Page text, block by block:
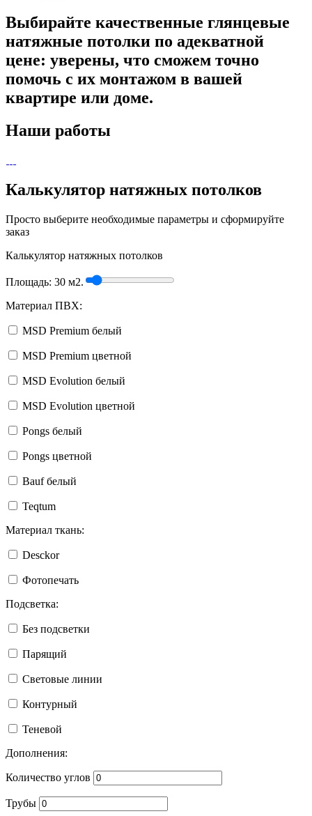
Выбирайте качественные глянцевые
натяжные потолки по адекватной
цене: уверены, что сможем точно
помочь с их монтажом в вашей
квартире или доме.
Наши работы
Калькулятор натяжных потолков
Просто выберите необходимые параметры и сформируйте
заказ
Калькулятор натяжных потолков
Площадь: 30 м2.
Материал ПВХ:
MSD Premium белый
MSD Premium цветной
MSD Evolution белый
MSD Evolution цветной
Pongs белый
Pongs цветной
Bauf белый
Teqtum
Материал ткань:
Desckor
Фотопечать
Подсветка:
Без подсветки
Парящий
Световые линии
Контурный
Теневой
Дополнения:
Количество углов
Трубы